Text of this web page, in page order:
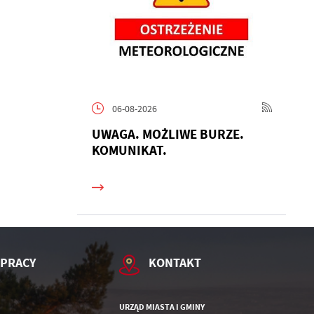
06-08-2026
UWAGA. MOŻLIWE BURZE.
KOMUNIKAT.
KONTAKT
URZĄD MIASTA I GMINY